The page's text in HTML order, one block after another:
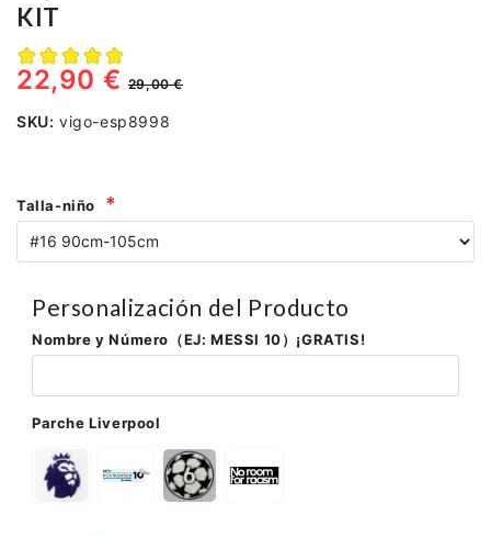
KIT
22,90 €29,00 €
SKU: vigo-esp8998
Talla-niño
Personalización del Producto
Nombre y Número（EJ: MESSI 10）¡GRATIS!
Parche Liverpool